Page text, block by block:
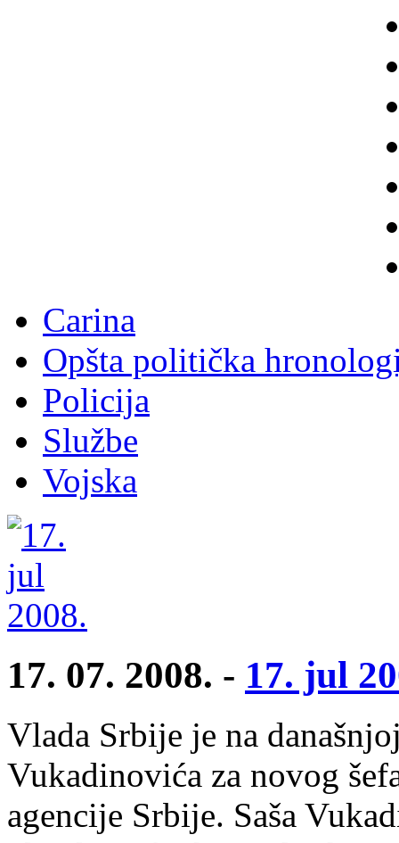
Carina
Opšta politička
Policija
Službe
Vojska
17. 07. 2008. - 17. jul
Vlada Srbije je na
Vukadinovića za novog
agencije Srbije. Saša